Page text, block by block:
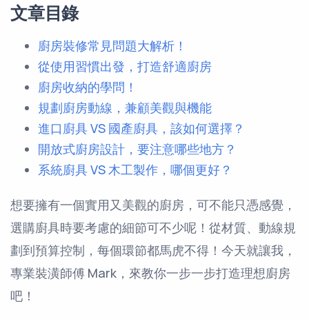
文章目錄
廚房裝修常見問題大解析！
從使用習慣出發，打造舒適廚房
廚房收納的學問！
規劃廚房動線，兼顧美觀與機能
進口廚具 VS 國產廚具，該如何選擇？
開放式廚房設計，要注意哪些地方？
系統廚具 VS 木工製作，哪個更好？
想要擁有一個實用又美觀的廚房，可不能只憑感覺，
選購廚具時要考慮的細節可不少呢！從材質、動線規
劃到預算控制，每個環節都馬虎不得！今天就讓我，
專業裝潢師傅 Mark，來教你一步一步打造理想廚房
吧！